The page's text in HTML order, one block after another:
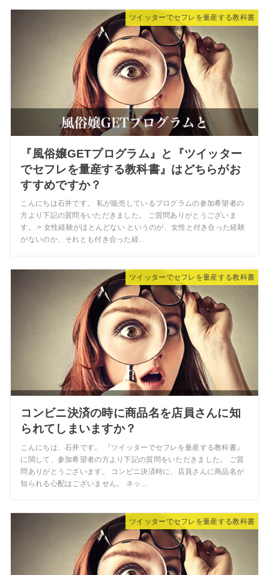
ツイッターでセフレを量産する教科書
『風俗嬢GETプログラム』と『ツイッター
でセフレを量産する教科書』はどちらがお
すすめですか？
こんにちは石井です。 私が販売しているプログラムの参加希望者の
方より下記の質問をいただきました。 ご質問ありがとうございま
す。 > 女性経験がほとんどない というのが、女性と付き合った経験
がないのか、それとも付き合った経...
ツイッターでセフレを量産する教科書
コンビニ決済の時に商品名を店員さんに知
られてしまいますか？
こんにちは、石井です。 『ツイッターでセフレを量産する教科書』
に関して、参加希望者の方より下記の質問をいただきました。 ご質
問ありがとうございます。 コンビニ決済時に、店員さんに商品名が
知られる心配はございません。 ネッ...
ツイッターでセフレを量産する教科書